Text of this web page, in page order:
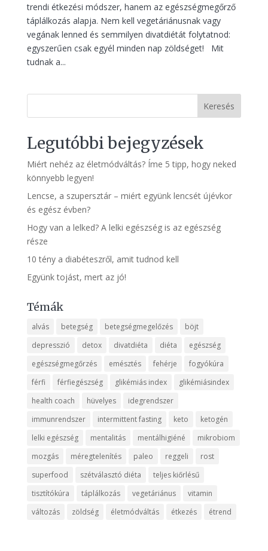
trendi étkezési módszer, hanem az egészségmegőrző
táplálkozás alapja. Nem kell vegetáriánusnak vagy
vegának lenned és semmilyen divatdiétát folytatnod:
egyszerűen csak egyél minden nap zöldséget! Mit
tudnak a...
Keresés
Legutóbbi bejegyzések
Miért nehéz az életmódváltás? Íme 5 tipp, hogy neked
könnyebb legyen!
Lencse, a szupersztár – miért együnk lencsét újévkor
és egész évben?
Hogy van a lelked? A lelki egészség is az egészség
része
10 tény a diabéteszről, amit tudnod kell
Együnk tojást, mert az jó!
Témák
alvás betegség betegségmegelőzés
böjt
depresszió
detox divatdiéta diéta
egészség
egészségmegőrzés
emésztés fehérje
fogyókúra
férfi
férfiegészség glikémiás index
glikémiásindex
health coach
hüvelyes
idegrendszer
immunrendszer
intermittent fasting keto
ketogén
lelki egészség
mentalitás mentálhigiéné
mikrobiom
mozgás
méregtelenítés paleo reggeli
rost
superfood
szétválasztó diéta
teljes kiőrlésű
tisztítókúra
táplálkozás vegetáriánus
vitamin
változás
zöldség életmódváltás étkezés étrend